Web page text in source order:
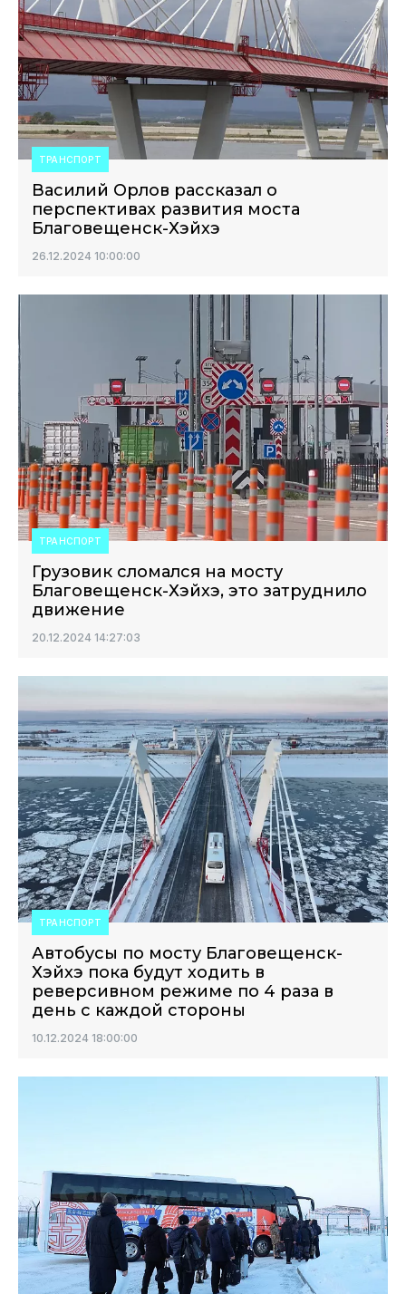
ТРАНСПОРТ
Василий Орлов рассказал о
перспективах развития моста
Благовещенск-Хэйхэ
26.12.2024 10:00:00
ТРАНСПОРТ
Грузовик сломался на мосту
Благовещенск-Хэйхэ, это затруднило
движение
20.12.2024 14:27:03
ТРАНСПОРТ
Автобусы по мосту Благовещенск-
Хэйхэ пока будут ходить в
реверсивном режиме по 4 раза в
день с каждой стороны
10.12.2024 18:00:00